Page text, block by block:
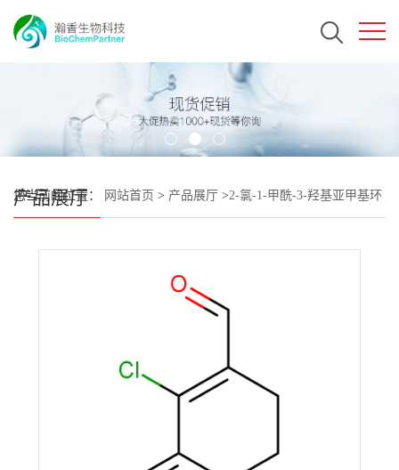
产品展厅
您当前的位置： 网站首页 > 产品展厅 >2-氯-1-甲酰-3-羟基亚甲基环